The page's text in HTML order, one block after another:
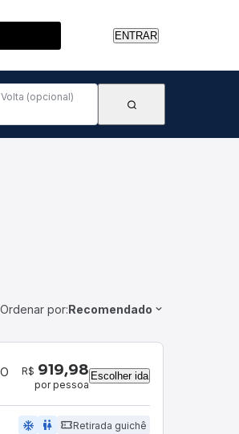
ENTRAR
Volta (opcional)
Ordenar por:Recomendado
R$ 919,98
por pessoa
Escolher ida
ac_unit wc Retirada guichê